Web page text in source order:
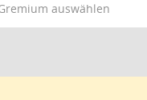
auswählen